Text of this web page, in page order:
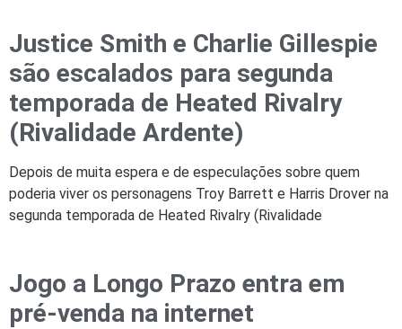
Justice Smith e Charlie Gillespie
são escalados para segunda
temporada de Heated Rivalry
(Rivalidade Ardente)
Depois de muita espera e de especulações sobre quem
poderia viver os personagens Troy Barrett e Harris Drover na
segunda temporada de Heated Rivalry (Rivalidade
Jogo a Longo Prazo entra em
pré-venda na internet